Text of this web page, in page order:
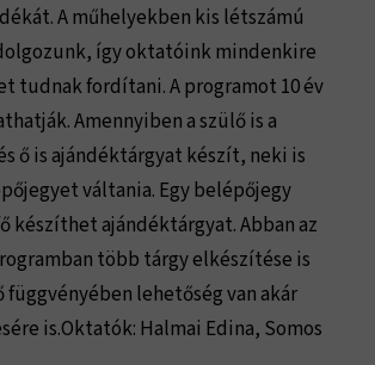
A műhelyekben kis létszámú
így oktatóink mindenkire
tudnak fordítani. A programot 10 év
Amennyiben a szülő is a
ő is ajándéktárgyat készít, neki is
váltania. Egy belépőjegy
készíthet ajándéktárgyat. Abban az
több tárgy elkészítése is
függvényében lehetőség van akár
is.Oktatók: Halmai Edina, Somos